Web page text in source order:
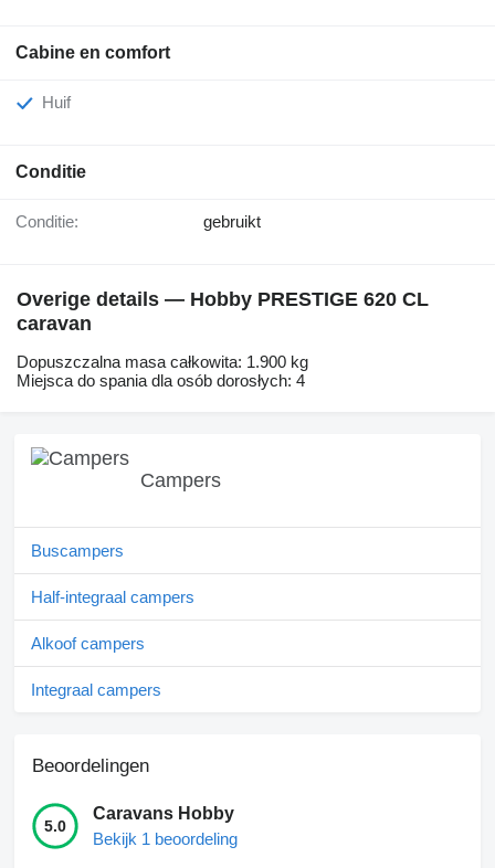
Cabine en comfort
Huif
Conditie
Conditie: gebruikt
Overige details — Hobby PRESTIGE 620 CL
caravan
Dopuszczalna masa całkowita: 1.900 kg
Miejsca do spania dla osób dorosłych: 4
Campers
Buscampers
Half-integraal campers
Alkoof campers
Integraal campers
Beoordelingen
5.0
Caravans Hobby
Bekijk 1 beoordeling